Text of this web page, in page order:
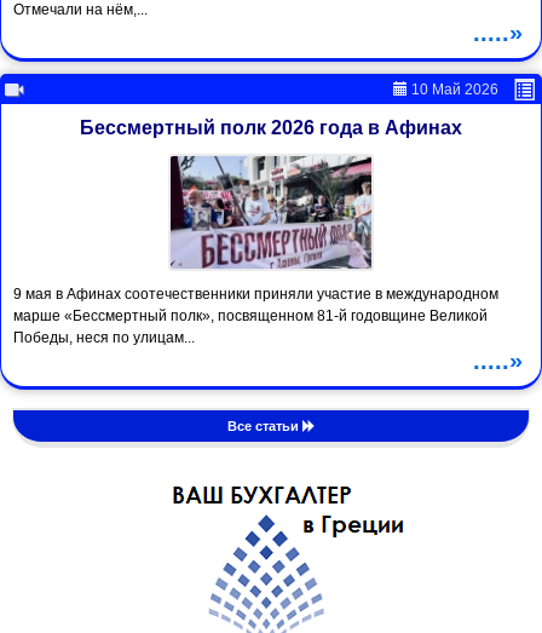
Отмечали на нём,...
.....»
10 Май 2026
Бессмертный полк 2026 года в Афинах
9 мая в Афинах соотечественники приняли участие в международном
марше «Бессмертный полк», посвященном 81-й годовщине Великой
Победы, неся по улицам...
.....»
Все статьи